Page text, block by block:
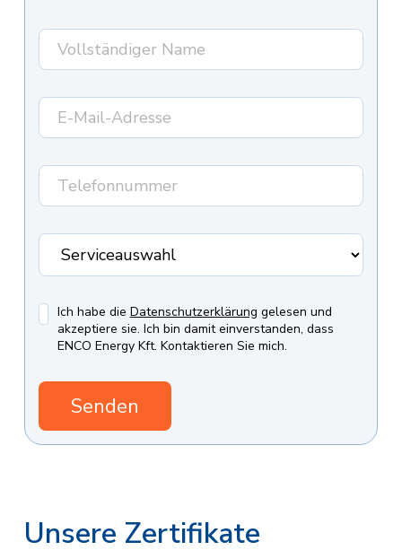
Ich habe die Datenschutzerklärung gelesen und
akzeptiere sie. Ich bin damit einverstanden, dass
ENCO Energy Kft. Kontaktieren Sie mich.
Unsere Zertifikate